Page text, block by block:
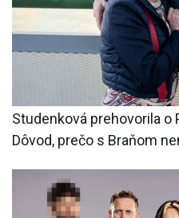
Studenková prehovorila o
Dôvod, prečo s Braňom